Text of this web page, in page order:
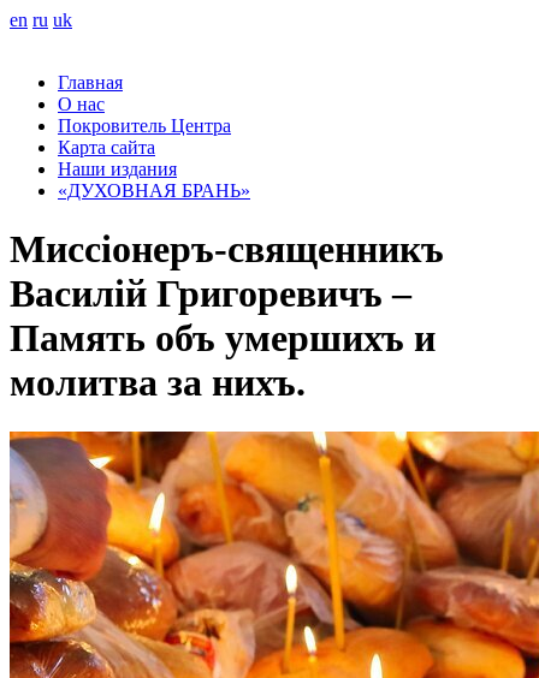
en ru uk
Главная
О нас
Покровитель Центра
Карта сайта
Наши издания
«ДУХОВНАЯ БРАНЬ»
Миссіонеръ-священникъ
Василій Григоревичъ –
Память объ умершихъ и
молитва за нихъ.